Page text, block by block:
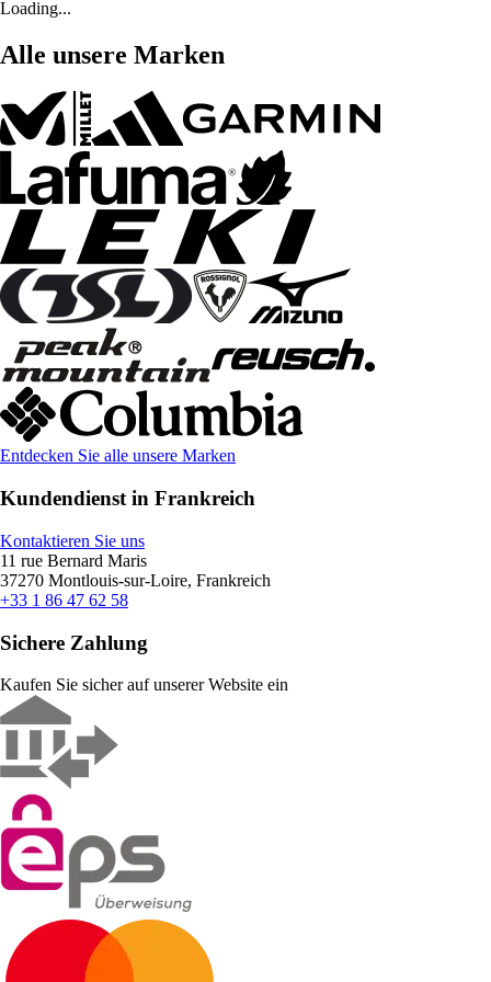
Loading...
Alle unsere Marken
Entdecken Sie alle unsere Marken
Kundendienst in Frankreich
Kontaktieren Sie uns
11 rue Bernard Maris
37270 Montlouis-sur-Loire, Frankreich
+33 1 86 47 62 58
Sichere Zahlung
Kaufen Sie sicher auf unserer Website ein